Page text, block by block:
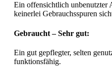
Ein offensichtlich unbenutzter
keinerlei Gebrauchsspuren
Gebraucht – Sehr gut:
Ein gut gepflegter, selten
funktionsfähig.